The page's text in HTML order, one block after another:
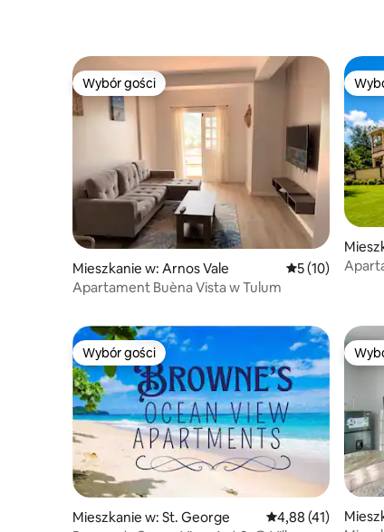
Wybór gości
Wybór gości
Mieszkanie w: Arnos Vale Średnia ocena:
5 (10)
Apartament Buèna Vista w Tulum
Wybór gości
Wybór gości
Mieszkanie w: St. George Średnia ocena:
4,88 (41)